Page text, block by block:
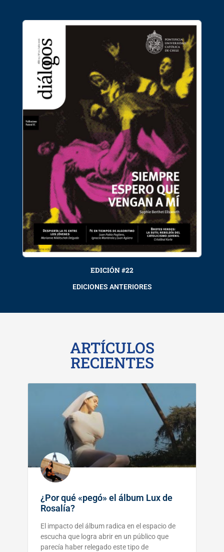
EDICIÓN #22
EDICIONES ANTERIORES
ARTÍCULOS
RECIENTES
¿Por qué «pegó» el álbum Lux de
Rosalía?
El impacto del álbum radica en el espacio de
escucha que logra abrir en un público que
parecía haber relegado este tipo de